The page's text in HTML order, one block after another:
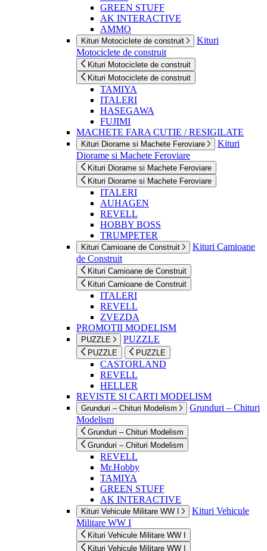
GREEN STUFF
AK INTERACTIVE
AMMO
Kituri Motociclete de construit
Kituri
Motociclete de construit
Kituri Motociclete de construit
Kituri Motociclete de construit
TAMIYA
ITALERI
HASEGAWA
FUJIMI
MACHETE FARA CUTIE / RESIGILATE
Kituri Diorame si Machete Feroviare
Kituri
Diorame si Machete Feroviare
Kituri Diorame si Machete Feroviare
Kituri Diorame si Machete Feroviare
ITALERI
AUHAGEN
REVELL
HOBBY BOSS
TRUMPETER
Kituri Camioane de Construit
Kituri Camioane
de Construit
Kituri Camioane de Construit
Kituri Camioane de Construit
ITALERI
REVELL
ZVEZDA
PROMOTII MODELISM
PUZZLE PUZZLE
PUZZLE PUZZLE
CASTORLAND
REVELL
HELLER
REVISTE SI CARTI MODELISM
Grunduri – Chituri Modelism
Grunduri – Chituri
Modelism
Grunduri – Chituri Modelism
Grunduri – Chituri Modelism
REVELL
Mr.Hobby
TAMIYA
GREEN STUFF
AK INTERACTIVE
Kituri Vehicule Militare WW I
Kituri Vehicule
Militare WW I
Kituri Vehicule Militare WW I
Kituri Vehicule Militare WW I